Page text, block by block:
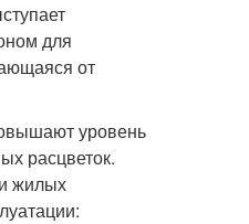
для
от
уровень
расцветок.
жилых